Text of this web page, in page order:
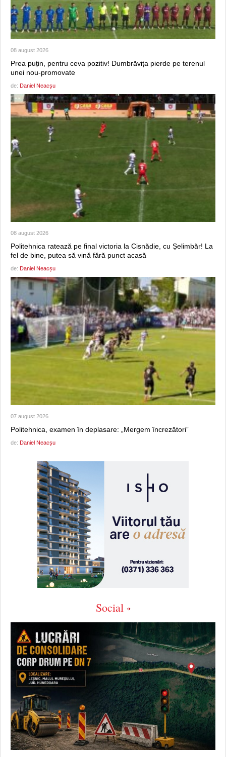
08 august 2026
Prea puțin, pentru ceva pozitiv! Dumbrăvița pierde pe terenul
unei nou-promovate
de: Daniel Neacșu
08 august 2026
Politehnica ratează pe final victoria la Cisnădie, cu Șelimbăr! La
fel de bine, putea să vină fără punct acasă
de: Daniel Neacșu
07 august 2026
Politehnica, examen în deplasare: „Mergem încrezători”
de: Daniel Neacșu
Social